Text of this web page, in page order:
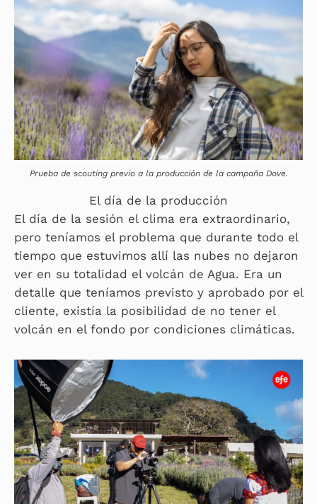
Prueba de scouting previo a la producción de la campaña Dove.
El día de la producción
El día de la sesión el clima era extraordinario,
pero teníamos el problema que durante todo el
tiempo que estuvimos allí las nubes no dejaron
ver en su totalidad el volcán de Agua. Era un
detalle que teníamos previsto y aprobado por el
cliente, existía la posibilidad de no tener el
volcán en el fondo por condiciones climáticas.